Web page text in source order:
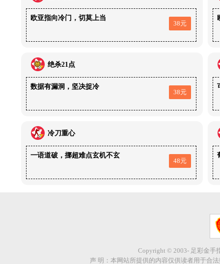
欧亚指向冷门，切莫上当
38元
绝杀21点
数据有漏洞，坚决捉冷
38元
冷刀重心
一语道破，挪超难点玄机不玄
48元
Copyright © 2003- 足彩金手
声 明：本网站所提供的内容仅供读者用于合